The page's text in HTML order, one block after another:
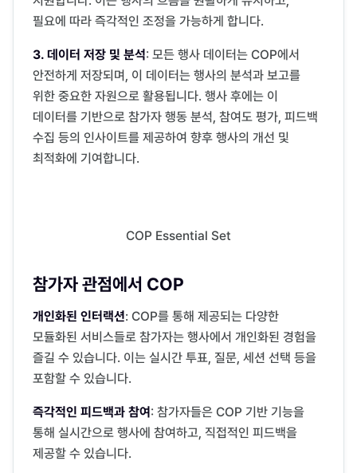
필요에 따라 즉각적인 조정을 가능하게 합니다.
3. 데이터 저장 및 분석: 모든 행사 데이터는 COP에서
안전하게 저장되며, 이 데이터는 행사의 분석과 보고를
위한 중요한 자원으로 활용됩니다. 행사 후에는 이
데이터를 기반으로 참가자 행동 분석, 참여도 평가, 피드백
수집 등의 인사이트를 제공하여 향후 행사의 개선 및
최적화에 기여합니다.
COP Essential Set
참가자 관점에서 COP
개인화된 인터랙션: COP를 통해 제공되는 다양한
모듈화된 서비스들로 참가자는 행사에서 개인화된 경험을
즐길 수 있습니다. 이는 실시간 투표, 질문, 세션 선택 등을
포함할 수 있습니다.
즉각적인 피드백과 참여: 참가자들은 COP 기반 기능을
통해 실시간으로 행사에 참여하고, 직접적인 피드백을
제공할 수 있습니다.